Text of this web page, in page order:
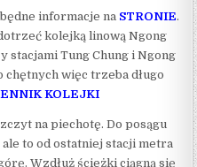
informacje na STRONIE.
kolejką linową Ngong
stacjami Tung Chung i Ngong
więc trzeba długo
KOLEJKI
na piechotę. Do posągu
to od ostatniej stacji metra
Wzdłuż ścieżki ciągną się